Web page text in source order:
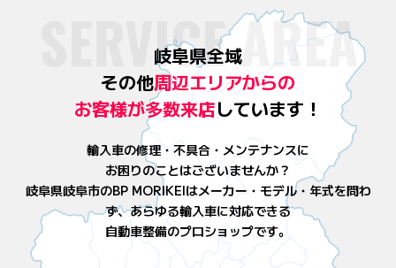
SERVICE AREA
岐阜県全域
その他周辺エリアからの
お客様が多数来店しています！
輸入車の修理・不具合・メンテナンスに
お困りのことはございませんか？
岐阜県岐阜市のBP MORIKEIはメーカー・モデル・年式を問わ
ず、あらゆる輸入車に対応できる
自動車整備のプロショップです。